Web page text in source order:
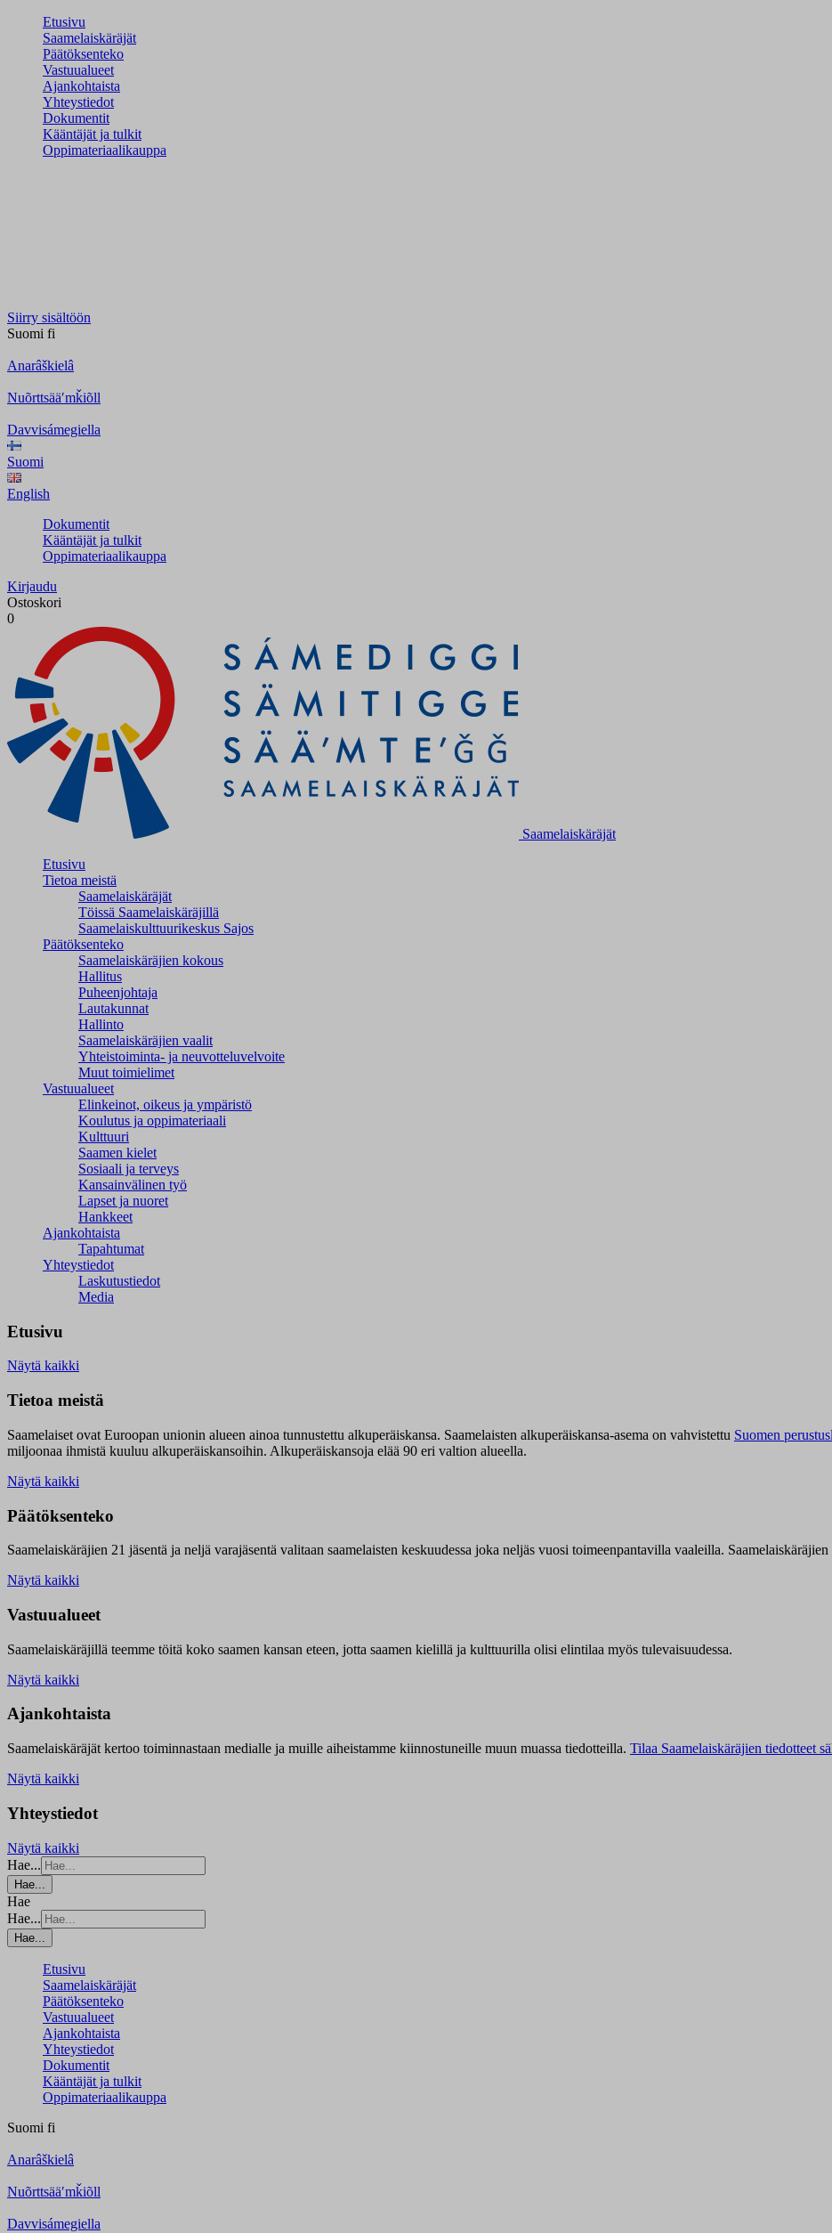
Etusivu
Saamelaiskäräjät
Päätöksenteko
Vastuualueet
Ajankohtaista
Yhteystiedot
Dokumentit
Kääntäjät ja tulkit
Oppimateriaalikauppa
Siirry sisältöön
Suomi fi
Anarâškielâ
Nuõrttsääʹmǩiõll
Davvisámegiella
Suomi
English
Dokumentit
Kääntäjät ja tulkit
Oppimateriaalikauppa
Kirjaudu
Ostoskori
0
Saamelaiskäräjät
Etusivu
Tietoa meistä
Saamelaiskäräjät
Töissä Saamelaiskäräjillä
Saamelaiskulttuuri­keskus Sajos
Päätöksenteko
Saamelaiskäräjien kokous
Hallitus
Puheenjohtaja
Lautakunnat
Hallinto
Saamelaiskäräjien vaalit
Yhteistoiminta- ja neuvotteluvelvoite
Muut toimielimet
Vastuualueet
Elinkeinot, oikeus ja ympäristö
Koulutus ja oppimateriaali
Kulttuuri
Saamen kielet
Sosiaali ja terveys
Kansainvälinen työ
Lapset ja nuoret
Hankkeet
Ajankohtaista
Tapahtumat
Yhteystiedot
Laskutustiedot
Media
Etusivu
Näytä kaikki
Tietoa meistä
Saamelaiset ovat Euroopan unionin alueen ainoa tunnustettu alkuperäiskansa. Saamelaisten alkuperäiskansa-asema on vahvistettu Suomen
miljoonaa ihmistä kuuluu alkuperäiskansoihin. Alkuperäiskansoja elää 90 eri valtion alueella.
Näytä kaikki
Päätöksenteko
Saamelaiskäräjien 21 jäsentä ja neljä varajäsentä valitaan saamelaisten keskuudessa joka neljäs vuosi toimeenpantavilla vaaleilla.
Näytä kaikki
Vastuualueet
Saamelaiskäräjillä teemme töitä koko saamen kansan eteen, jotta saamen kielillä ja kulttuurilla olisi elintilaa myös tulevaisuudessa.
Näytä kaikki
Ajankohtaista
Saamelaiskäräjät kertoo toiminnastaan medialle ja muille aiheistamme kiinnostuneille muun muassa tiedotteilla. Tilaa Saamelaiskäräjien tiedotteet
Näytä kaikki
Yhteystiedot
Näytä kaikki
Hae...
Hae...
Hae
Hae...
Hae...
Etusivu
Saamelaiskäräjät
Päätöksenteko
Vastuualueet
Ajankohtaista
Yhteystiedot
Dokumentit
Kääntäjät ja tulkit
Oppimateriaalikauppa
Suomi fi
Anarâškielâ
Nuõrttsääʹmǩiõll
Davvisámegiella